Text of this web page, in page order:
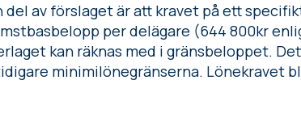
del av förslaget är att kravet på ett
per delägare (644 800kr
kan räknas med i gränsbeloppet.
minimilönegränserna. Lönekravet